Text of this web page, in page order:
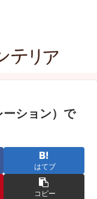
ーション）で
はてブ
コピー